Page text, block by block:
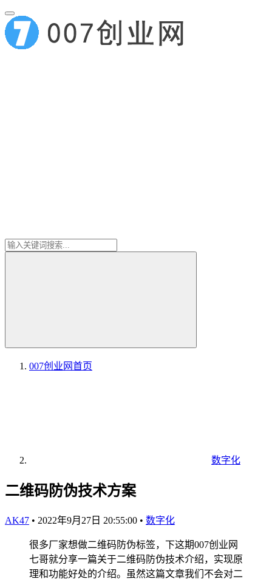
007创业网首页
数字化
二维码防伪技术方案
AK47 • 2022年9月27日 20:55:00 • 数字化
很多厂家想做二维码防伪标签，下这期007创业网
七哥就分享一篇关于二维码防伪技术介绍，实现原
理和功能好处的介绍。虽然这篇文章我们不会对二